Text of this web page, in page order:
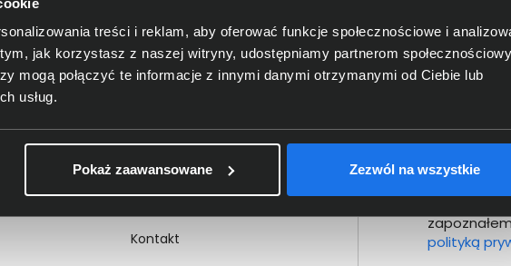
treści i reklam, aby oferować funkcje społecznościowe i
jak korzystasz z naszej witryny, udostępniamy partnerom
mogą połączyć te informacje z innymi danymi otrzymanymi od Ciebie lub
usług.
Pokaż zaawansowane Zezwól na wszystkie
Certyfikaty i autoryzacje
Nagrody i wyróżnienia
Polityka prywatności
wewnętrznych
Kontakt
Newsletter
Nie przegap
polityką